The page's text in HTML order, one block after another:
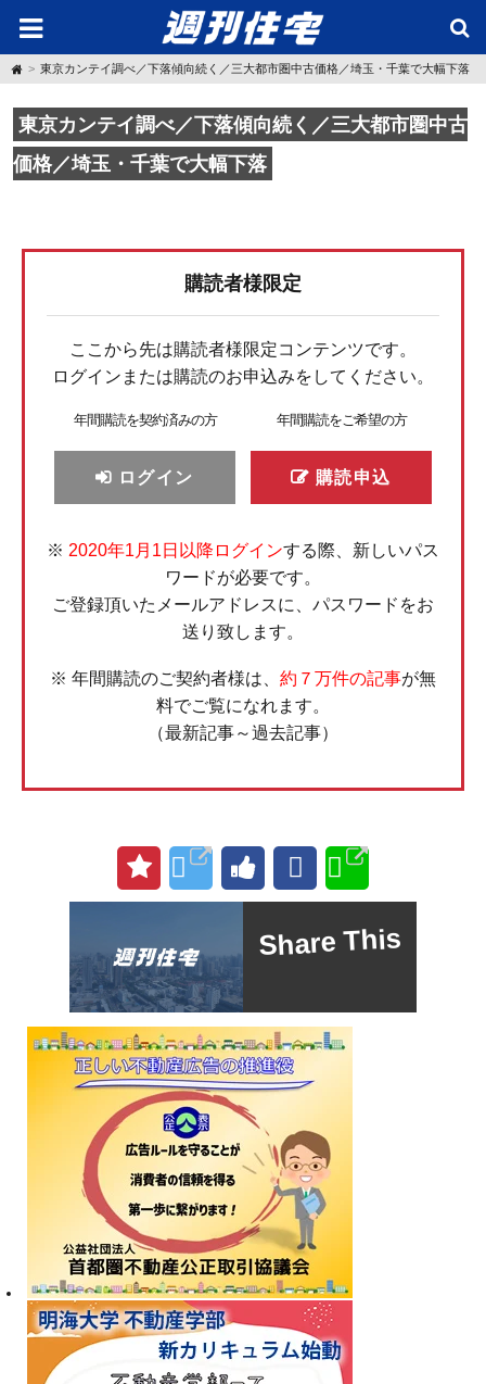
H
o
e
東京カンテイ調べ／下落傾向続く／三大都市圏中古価格／埼玉・千葉で大幅下落
東京カンテイ調べ／下落傾向続く／三大都市圏中古
価格／埼玉・千葉で大幅下落
購読者様限定
ここから先は購読者様限定コンテンツです。
ログインまたは購読のお申込みをしてください。
年間購読を契約済みの方
ログイン
年間購読をご希望の方
購読申込
※ 2020年1月1日以降ログインする際、新しいパス
ワードが必要です。
ご登録頂いたメールアドレスに、パスワードをお
送り致します。
※ 年間購読のご契約者様は、 約７万件の記事が無
料でご覧になれます。
（最新記事～過去記事）
Share This